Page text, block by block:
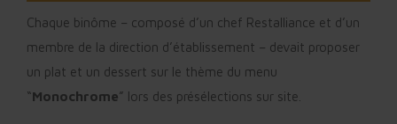
Chaque binôme – composé d’un chef Restalliance et d’un
membre de la direction d’établissement – devait proposer
un plat et un dessert sur le thème du menu
“Monochrome” lors des présélections sur site.